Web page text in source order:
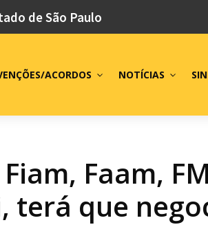
de São Paulo
ACORDOS NOTÍCIAS
Faam,
terá que